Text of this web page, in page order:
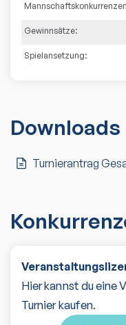
Gewinnsätze:
Spielansetzung:
Downloads
Turnierantrag
Hier kannst du eine
Turnier kaufen.